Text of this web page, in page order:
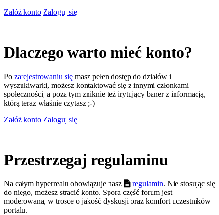
Załóż konto Zaloguj się
Dlaczego warto mieć konto?
Po zarejestrowaniu się masz pełen dostęp do działów i
wyszukiwarki, możesz kontaktować się z innymi członkami
społeczności, a poza tym zniknie też irytujący baner z informacją,
którą teraz właśnie czytasz ;-)
Załóż konto Zaloguj się
Przestrzegaj regulaminu
Na całym hyperrealu obowiązuje nasz regulamin. Nie stosując się
do niego, możesz stracić konto. Spora część forum jest
moderowana, w trosce o jakość dyskusji oraz komfort uczestników
portalu.